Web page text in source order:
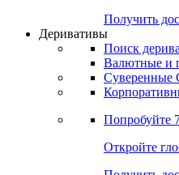
Получить
Деривативы
Поиск
Валютные и
Суверенные
Попробуйте
Откройте